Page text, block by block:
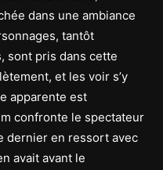
dans une ambiance
tantôt
sont pris dans cette
et les voir s’y
apparente est
confronte le spectateur
dernier en ressort avec
avait avant le